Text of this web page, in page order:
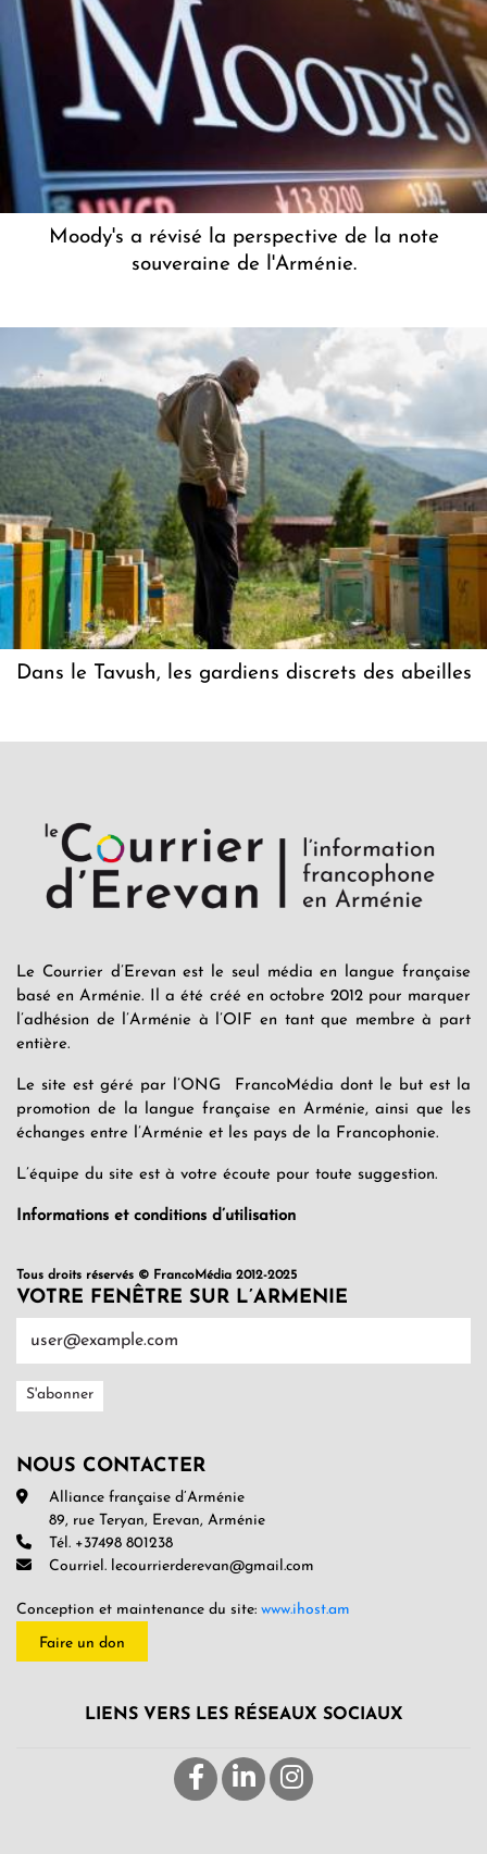
Moody's a révisé la perspective de la note
souveraine de l'Arménie.
Dans le Tavush, les gardiens discrets des abeilles
Le Courrier d’Erevan est le seul média en langue française
basé en Arménie. Il a été créé en octobre 2012 pour marquer
l’adhésion de l’Arménie à l’OIF en tant que membre à part
entière.
Le site est géré par l’ONG FrancoMédia dont le but est la
promotion de la langue française en Arménie, ainsi que les
échanges entre l’Arménie et les pays de la Francophonie.
L’équipe du site est à votre écoute pour toute suggestion.
Informations et conditions d’utilisation
Tous droits réservés © FrancoMédia 2012-2025
VOTRE FENÊTRE SUR L’ARMENIE
NOUS CONTACTER
Alliance française d’Arménie
89, rue Teryan, Erevan, Arménie
Tél. +37498 801238
Courriel. lecourrierderevan@gmail.com
Conception et maintenance du site: www.ihost.am
Faire un don
LIENS VERS LES RÉSEAUX SOCIAUX